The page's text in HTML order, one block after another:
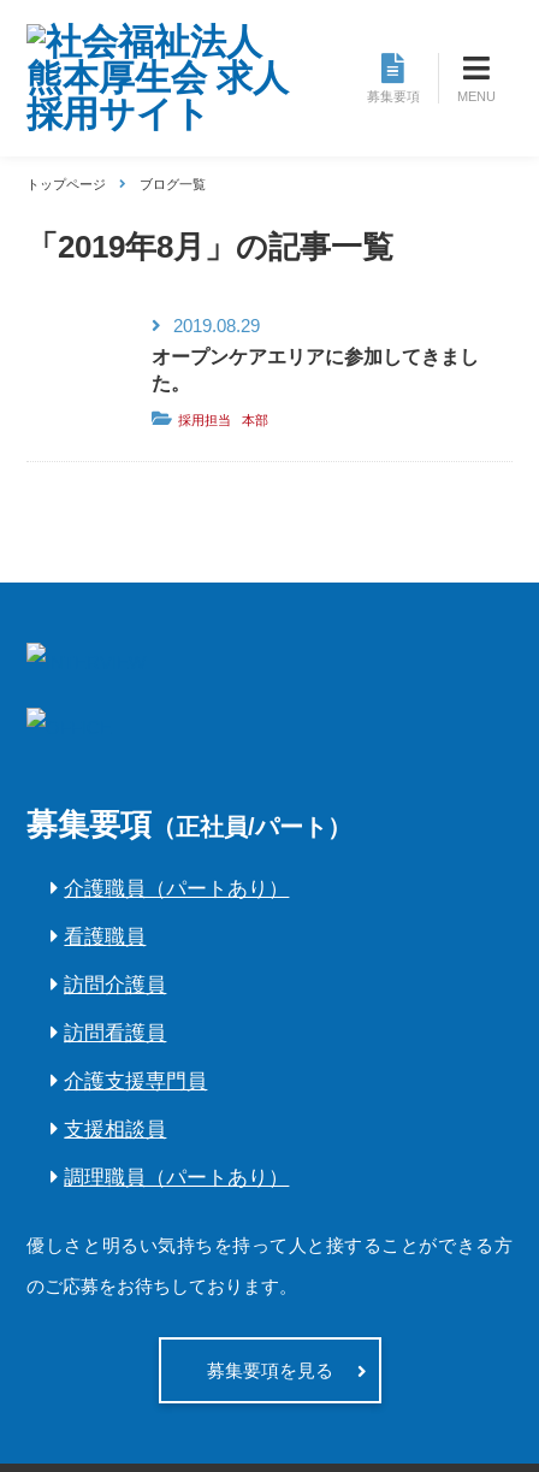
content
募集要項 MENU
トップページ ブログ一覧
「2019年8月」の記事一覧
2019.08.29
オープンケアエリアに参加してきまし
た。
採用担当 本部
募集要項 （正社員/パート）
介護職員（パートあり）
看護職員
訪問介護員
訪問看護員
介護支援専門員
支援相談員
調理職員（パートあり）
優しさと明るい気持ちを持って人と接することができる方
のご応募をお待ちしております。
募集要項を見る